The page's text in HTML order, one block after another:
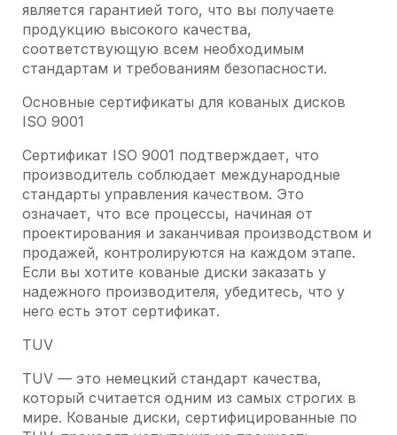
является гарантией того, что вы получаете
продукцию высокого качества,
соответствующую всем необходимым
стандартам и требованиям безопасности.
Основные сертификаты для кованых дисков
ISO 9001
Сертификат ISO 9001 подтверждает, что
производитель соблюдает международные
стандарты управления качеством. Это
означает, что все процессы, начиная от
проектирования и заканчивая производством и
продажей, контролируются на каждом этапе.
Если вы хотите кованые диски заказать у
надежного производителя, убедитесь, что у
него есть этот сертификат.
TUV
TUV — это немецкий стандарт качества,
который считается одним из самых строгих в
мире. Кованые диски, сертифицированные по